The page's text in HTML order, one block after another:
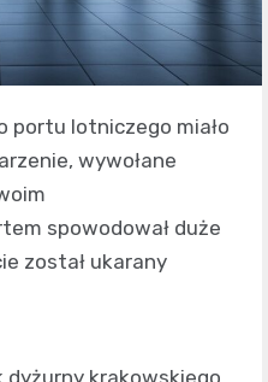
portu lotniczego miało
wywołane
spowodował duże
został ukarany